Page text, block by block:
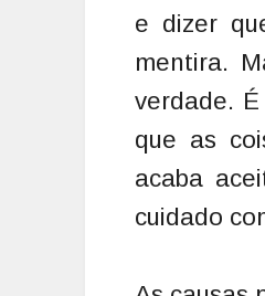
e dizer
mentira.
verdade.
que as
acaba
cuidado